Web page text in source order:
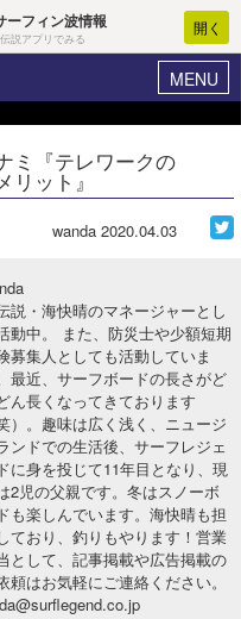
フィン波情報
説アプリでみる
開く
MENU
プ マイホーム
波予想ツール
アガイド
ト
ミ『テレワークの
リット』
wanda 2020.04.03
説・海快晴のマネージャーとし
動中。 また、防災士や少額短期
募集人としても活動していま
最近、サーフボードの長さがど
ん長くなってきております
笑）。趣味は広く浅く、ニュージ
ンドでの生活後、サーフレジェ
に身を投じて11年目となり、現
2児の父親です。冬はスノーボ
も楽しんでいます。海快晴も担
ており、釣りもやります！営業
として、記事掲載や広告掲載の
頼はお気軽にご連絡ください。
メ